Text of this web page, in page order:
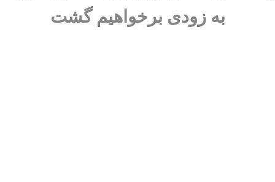
به زودی برخواهیم گشت